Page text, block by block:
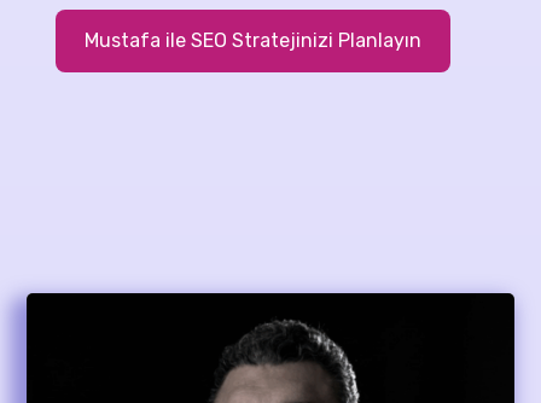
Mustafa ile SEO Stratejinizi Planlayın